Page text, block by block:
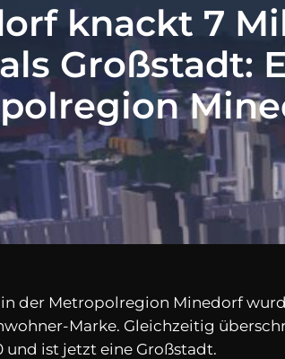
knackt 7
Großstadt:
in der Metropolregion Minedorf
Marke. Gleichzeitig
und ist jetzt eine Großstadt.